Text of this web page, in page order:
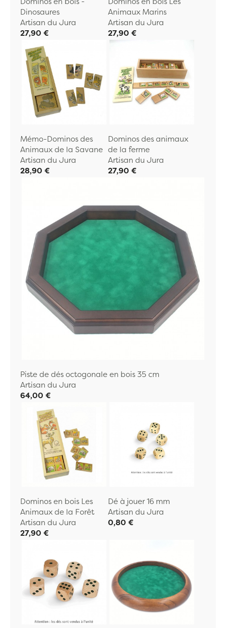
Dinosaures
Artisan du Jura
27,90 €
Animaux Marins
Artisan du Jura
27,90 €
Mémo-Dominos des
Animaux de la Savane
Artisan du Jura
28,90 €
Dominos des animaux
de la ferme
Artisan du Jura
27,90 €
Piste de dés octogonale en bois 35 cm
Artisan du Jura
64,00 €
Dominos en bois Les
Animaux de la Forêt
Artisan du Jura
27,90 €
Dé à jouer 16 mm
Artisan du Jura
0,80 €